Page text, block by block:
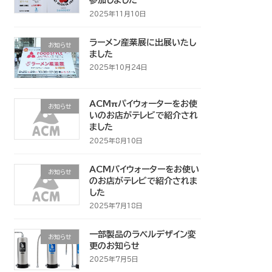
2025年11月10日
お知らせ
ラーメン産業展に出展いたし
ました
2025年10月24日
お知らせ
ACMπパイウォーターをお使
いのお店がテレビで紹介され
ました
2025年8月10日
お知らせ
ACMパイウォーターをお使い
のお店がテレビで紹介されま
した
2025年7月18日
お知らせ
一部製品のラベルデザイン変
更のお知らせ
2025年7月5日